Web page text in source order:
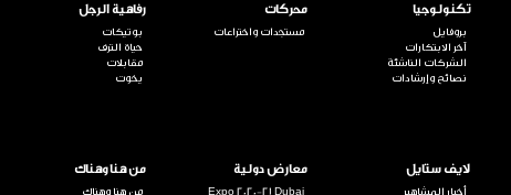
تكنولوجيا
بروفايل
آخر الابتكارات
الشركات الناشئة
نصائح وإرشادات
محركات
مستجدات واختراعات
رفاهية الرجل
بوتيكات
حياة الترف
مقابلات
يخوت
لايف ستايل
أخبار المشاهير
معارض دولية
Expo 2020-21 Dubai
من هنا وهناك
من هنا وهناك